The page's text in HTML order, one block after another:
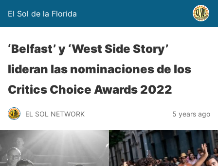
El Sol de la Florida
‘Belfast’ y ‘West Side Story’
lideran las nominaciones de los
Critics Choice Awards 2022
EL SOL NETWORK 5 years ago